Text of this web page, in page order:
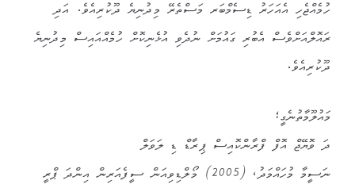
ހުމެއްޖެހި އެއަހަރު ޑިސެމްބަރ މަސްތެރޭ މިދުނިޔެ ދޫކުރިއެވެ. އަދި
ރައޮލްއަށްވެސް އެބުރި ގައުމަށް ނުދެވި އުޅެނިކޮށް ހުމެއްއައިސް މިދުނިޔެ
ދޫކުރިއެވެ.
މައުލޫމާތުނެގީ؛
ދަ ވޮޔޭޖް އޮފް ފްރާންކޮއިސް ޕިރާޑް ޑި ލަވަލް
ނަސީމާ މުހައްމަދު، (2005) މޯލްޑިވިއަން ސީފެއަރިން އިންދަ ޕްރީ